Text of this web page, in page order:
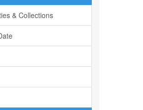
& Collections